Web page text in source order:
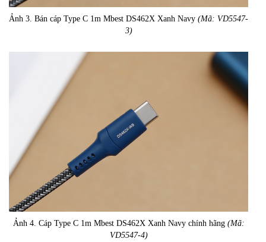
Ảnh 3. Bán cáp Type C 1m Mbest DS462X Xanh Navy (Mã: VD5547-
3)
Ảnh 4. Cáp Type C 1m Mbest DS462X Xanh Navy chính hãng (Mã:
VD5547-4)